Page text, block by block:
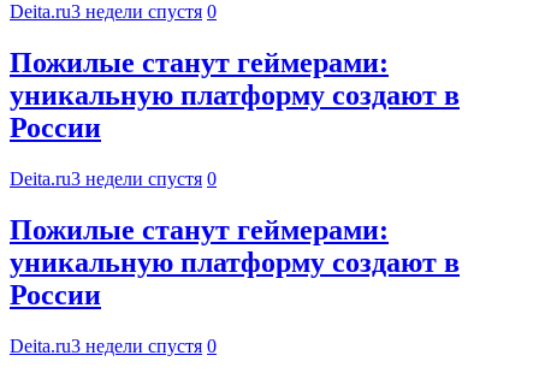
Deita.ru3 недели спустя 0
Пожилые станут геймерами:
уникальную платформу создают в
России
Deita.ru3 недели спустя 0
Пожилые станут геймерами:
уникальную платформу создают в
России
Deita.ru3 недели спустя 0